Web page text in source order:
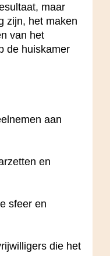
maar
zijn, het maken
van het
de huiskamer
aan
en
sfeer en
die het